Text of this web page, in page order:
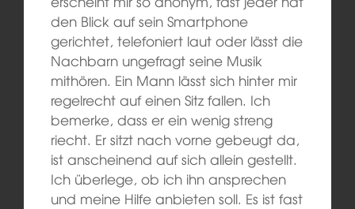
den Blick auf sein Smartphone
gerichtet, telefoniert laut oder lässt die
Nachbarn ungefragt seine Musik
mithören. Ein Mann lässt sich hinter mir
regelrecht auf einen Sitz fallen. Ich
bemerke, dass er ein wenig streng
riecht. Er sitzt nach vorne gebeugt da,
ist anscheinend auf sich allein gestellt.
Ich überlege, ob ich ihn ansprechen
und meine Hilfe anbieten soll. Es ist fast